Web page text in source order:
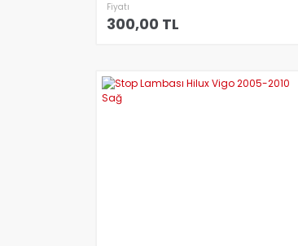
Fiyatı
300,00 TL